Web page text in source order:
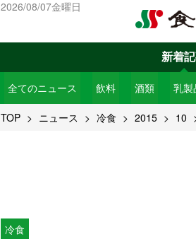
2026/08/07金曜日
新着
全てのニュース 飲料 酒類 乳製
TOP ニュース 冷食 2015 10
冷食